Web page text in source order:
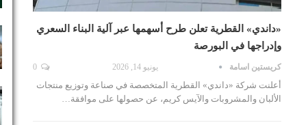
«داندي» القطرية تعلن طرح أسهمها عبر آلية البناء السعري
وإدراجها في البورصة
كريستين اسامة يونيو 14, 2026
أعلنت شركة «داندي» القطرية المتخصصة في صناعة وتوزيع منتجات
الألبان والمشروبات والآيس كريم، عن حصولها على موافقة…